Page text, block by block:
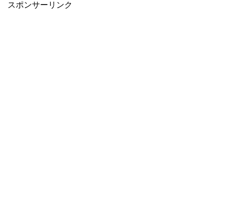
スポンサーリンク